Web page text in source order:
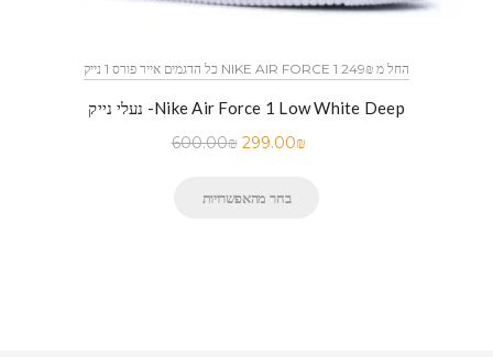
כל הדגמים אייר פורס 1 נייק NIKE AIR FORCE 1 החל מ 249₪
נעלי נייק -Nike Air Force 1 Low White Deep
600.00₪ 299.00₪
בחר מהאפשרויות